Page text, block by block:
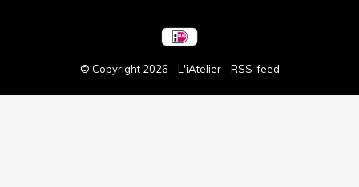
© Copyright 2026 - L'iAtelier - RSS-feed